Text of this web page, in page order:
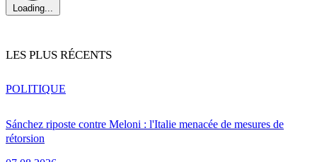
Loading...
LES PLUS RÉCENTS
Sánchez riposte contre Meloni : l'Italie menacée de mesures de
rétorsion
POLITIQUE